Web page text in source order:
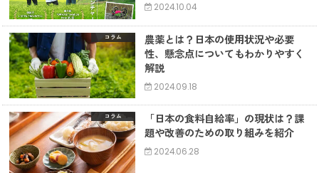
2024.10.04
コラム
農薬とは？日本の使用状況や必要
性、懸念点についてもわかりやすく
解説
2024.09.18
コラム
「日本の食料自給率」の現状は？課
題や改善のための取り組みを紹介
2024.06.28